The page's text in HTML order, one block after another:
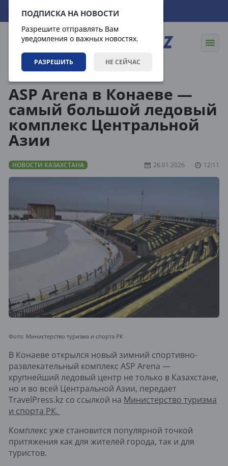
ПОДПИСКА НА НОВОСТИ
Разрешите отправлять Вам
уведомления о важных новостях.
РАЗРЕШИТЬ НЕ СЕЙЧАС
07.08.2026 06:56:14
ASP Arena в Конаеве —
самый большой ледовый
комплекс Центральной
Азии
НОВОСТИ КАЗАХСТАНА 26.01.2026 12:11
Фото: Министерство туризма и спорта РК
В Конаеве открылся новый зимний спортивно-
развлекательный комплекс ASP Arena —
крупнейший ледовый центр не только в Казахстане,
но и во всей Центральной Азии, передает
TravelPress.kz со ссылкой на Министерство туризма
и спорта РК.
Комплекс уже становится популярной точкой
притяжения как для жителей города, так и для
туристов.